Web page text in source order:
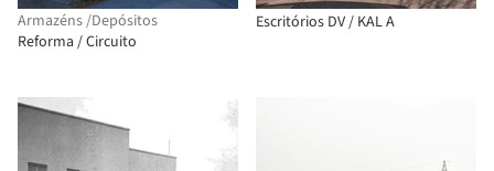
Armazéns /Depósitos
Reforma / Circuito
Escritórios DV / KAL A